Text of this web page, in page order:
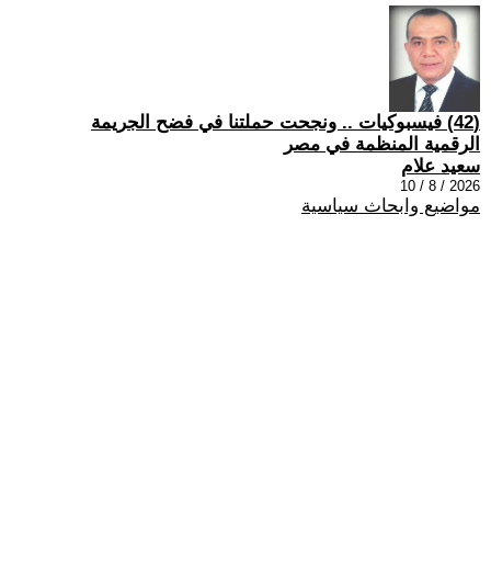
(42) فيسبوكيات .. ونجحت حملتنا في فضح الجريمة
الرقمية المنظمة في مصر
سعيد علام
2026 / 8 / 10
مواضيع وابحاث سياسية